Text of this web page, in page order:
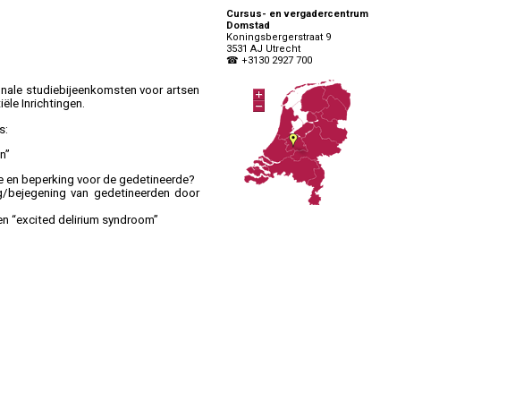
Specialisten Ouderengeneeskunde
Cursus- en vergadercentrum
Domstad
Koningsbergerstraat 9
3531 AJ Utrecht
☎ +3130 2927 700
studiebijeenkomsten voor artsen
Inrichtingen.
beperking voor de gedetineerde?
van gedetineerden door
“excited delirium syndroom”